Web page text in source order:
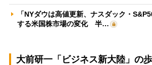
「NYダウは高値更新、ナスダック・
する米国株市場の変化 半…
大前研一「ビジネス新大陸」の